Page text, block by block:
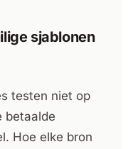
sjablonen
testen niet op
betaalde
Hoe elke bron